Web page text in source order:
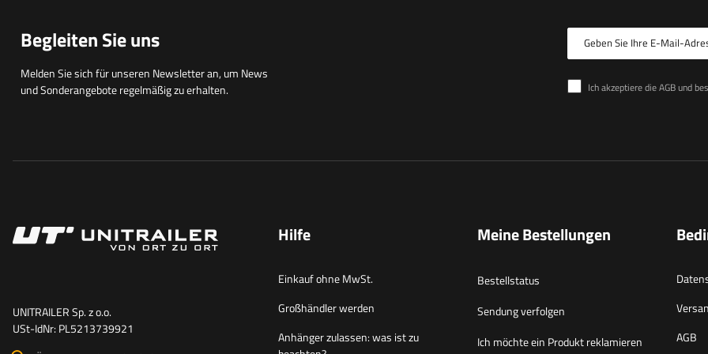
Begleiten Sie uns
Melden Sie sich für unseren Newsletter an, um News
und Sonderangebote regelmäßig zu erhalten.
Geben Sie Ihre E-Mail-
Ich akzeptiere die AGB und
UNITRAILER Sp. z o.o.
USt-IdNr: PL5213739921
Hilfe
Einkauf ohne MwSt.
Großhändler werden
Anhänger zulassen: was ist zu
Meine Bestellungen
Bestellstatus
Sendung verfolgen
Ich möchte ein Produkt reklamieren
AGB